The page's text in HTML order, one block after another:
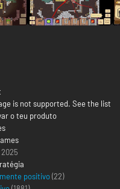
is not supported. See the list
o teu produto
positivo(22)